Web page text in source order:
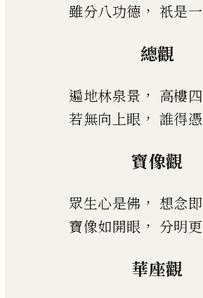
雖分八功德 ， 祇是
總觀
遍地林泉景 ， 高樓
若無向上眼 ， 誰得
寶像觀
眾生心是佛 ， 想念
寶像如開眼 ， 分明
華座觀